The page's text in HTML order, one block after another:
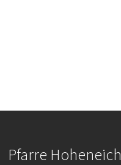
Pfarre Hoheneich